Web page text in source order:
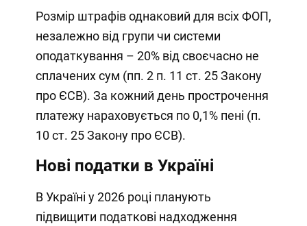
Розмір штрафів однаковий для всіх ФОП,
незалежно від групи чи системи
оподаткування – 20% від своєчасно не
сплачених сум (пп. 2 п. 11 ст. 25 Закону
про ЄСВ). За кожний день прострочення
платежу нараховується по 0,1% пені (п.
10 ст. 25 Закону про ЄСВ).
Нові податки в Україні
В Україні у 2026 році планують
підвищити податкові надходження